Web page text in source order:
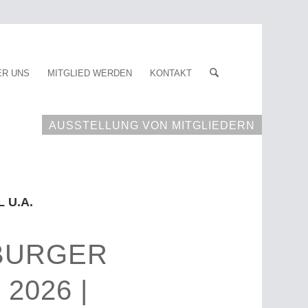
UNS MITGLIED WERDEN KONTAKT
AUSSTELLUNG VON MITGLIEDERN
U.A.
|